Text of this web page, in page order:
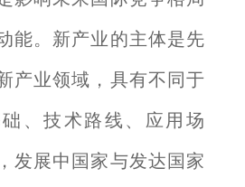
能。新产业的主体是先
产业领域，具有不同于
、技术路线、应用场
发展中国家与发达国家